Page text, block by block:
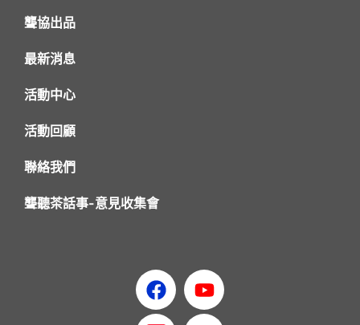
聾協出品
最新消息
活動中心
活動回顧
聯絡我們
聾聽茶話事-意見收集會